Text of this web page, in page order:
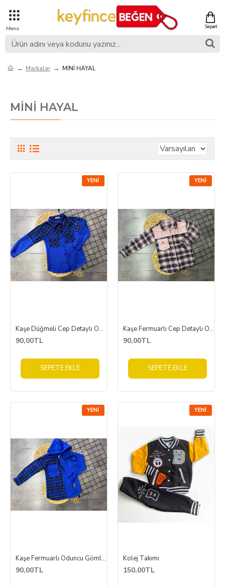
Markalar MİNİ HAYAL
MİNİ HAYAL
YENI
Kaşe Düğmeli Cep Detaylı Oduncu Gömlek
90,00TL
SEPETE EKLE
YENI
Kaşe Fermuarlı Cep Detaylı Oduncu Gömlek
90,00TL
SEPETE EKLE
YENI
Kaşe Fermuarlı Oduncu Gömlek
90,00TL
YENI
Kolej Takımı
150,00TL